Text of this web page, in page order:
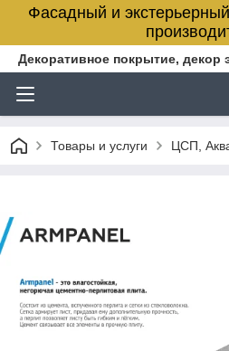
Фасадный и
Декоративное покрытие,
Товары и услуги ЦСП,